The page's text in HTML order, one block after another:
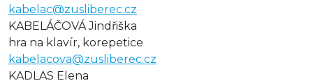
kabelac@zusliberec.cz
KABELÁČOVÁ Jindřiška
hra na klavír, korepetice
kabelacova@zusliberec.cz
KADLAS Elena